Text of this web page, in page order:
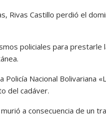
Rivas Castillo perdió el
policiales para
Nacional Bolivariana
del cadáver.
a consecuencia de un